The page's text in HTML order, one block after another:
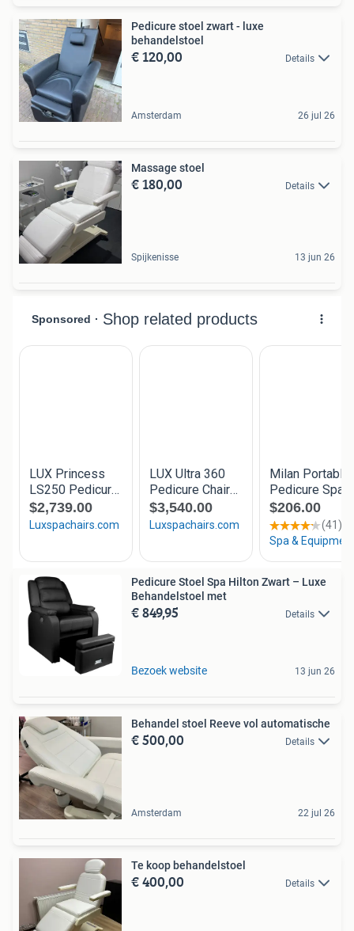
Pedicure stoel zwart - luxe
behandelstoel
€ 120,00 Details
Amsterdam 26 jul 26
Massage stoel
€ 180,00 Details
Spijkenisse 13 jun 26
Pedicure Stoel Spa Hilton Zwart – Luxe
Behandelstoel met
€ 849,95 Details
Bezoek website 13 jun 26
Behandel stoel Reeve vol automatische
€ 500,00 Details
Amsterdam 22 jul 26
Te koop behandelstoel
€ 400,00 Details